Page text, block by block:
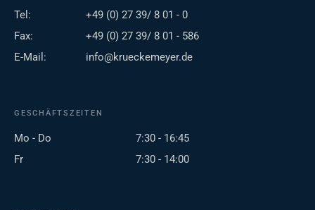
Tel:
+49 (0) 27 39/ 8 01 - 0
Fax:
+49 (0) 27 39/ 8 01 - 586
E-Mail:
info@krueckemeyer.de
GESCHÄFTSZEITEN
Mo - Do
7:30 - 16:45
Fr
7:30 - 14:00